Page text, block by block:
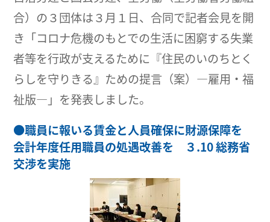
合）の３団体は３月１日、合同で記者会見を開
き「コロナ危機のもとでの生活に困窮する失業
者等を行政が支えるために『住民のいのちとく
らしを守りきる』ための提言（案）―雇用・福
祉版―」を発表しました。
●職員に報いる賃金と人員確保に財源保障を
会計年度任用職員の処遇改善を ３.10 総務省
交渉を実施